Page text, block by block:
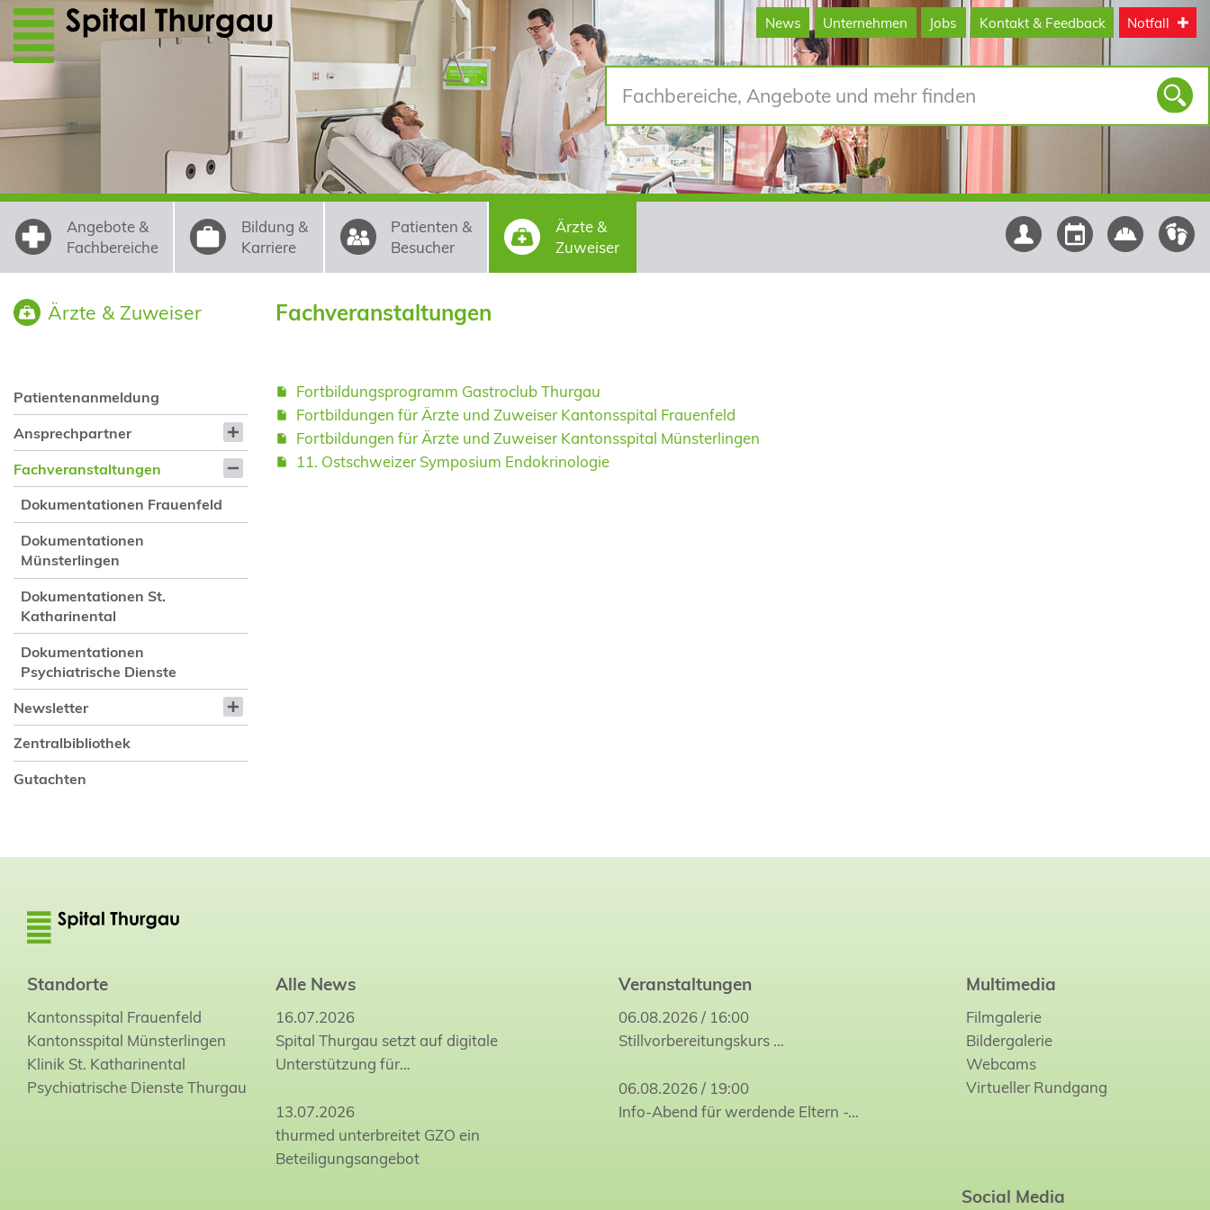
Direkt zum Inhalt
News Unternehmen Jobs Kontakt & Feedback Notfall
Angebote &
Fachbereiche
Bildung &
Karriere
Patienten &
Besucher
Ärzte &
Zuweiser
Ärzte & Zuweiser
Patientenanmeldung
Ansprechpartner
Fachveranstaltungen
Dokumentationen Frauenfeld
Dokumentationen
Münsterlingen
Dokumentationen St.
Katharinental
Dokumentationen
Psychiatrische Dienste
Newsletter
Zentralbibliothek
Gutachten
Fachveranstaltungen
Fortbildungsprogramm Gastroclub Thurgau
Fortbildungen für Ärzte und Zuweiser Kantonsspital Frauenfeld
Fortbildungen für Ärzte und Zuweiser Kantonsspital Münsterlingen
11. Ostschweizer Symposium Endokrinologie
Standorte
Kantonsspital Frauenfeld
Kantonsspital Münsterlingen
Klinik St. Katharinental
Psychiatrische Dienste Thurgau
Alle News
16.07.2026
Spital Thurgau setzt auf digitale
Unterstützung für…
13.07.2026
thurmed unterbreitet GZO ein
Beteiligungsangebot
Veranstaltungen
06.08.2026 / 16:00
Stillvorbereitungskurs…
06.08.2026 / 19:00
Info-Abend für werdende Eltern -…
Multimedia
Filmgalerie
Bildergalerie
Webcams
Virtueller Rundgang
Social Media